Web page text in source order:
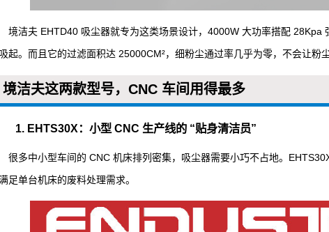
境洁夫 EHTD40 吸尘器就专为这类场景设计，4000W 大功率搭配
起。而且它的过滤面积达 25000CM²，细粉尘通过率几乎为零，不会让粉
境洁夫这两款型号，CNC 车间用得最多
1. EHTS30X：小型 CNC 生产线的 “贴身清洁员”
很多中小型车间的 CNC 机床排列密集，吸尘器需要小巧不占地。
足单台机床的废料处理需求。